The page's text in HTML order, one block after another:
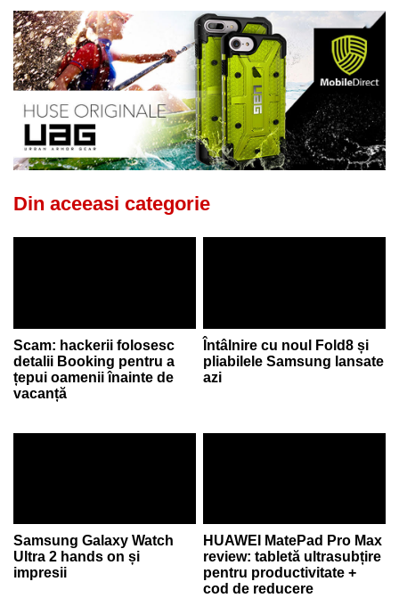
Din aceeasi categorie
Scam: hackerii folosesc
detalii Booking pentru a
țepui oamenii înainte de
vacanță
Întâlnire cu noul Fold8 și
pliabilele Samsung lansate
azi
Samsung Galaxy Watch
Ultra 2 hands on și
impresii
HUAWEI MatePad Pro Max
review: tabletă ultrasubțire
pentru productivitate +
cod de reducere